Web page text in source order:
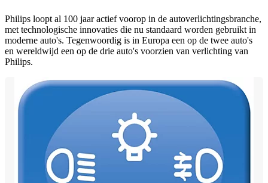
Philips loopt al 100 jaar actief voorop in de autoverlichtingsbranche,
met technologische innovaties die nu standaard worden gebruikt in
moderne auto's. Tegenwoordig is in Europa een op de twee auto's
en wereldwijd een op de drie auto's voorzien van verlichting van
Philips.